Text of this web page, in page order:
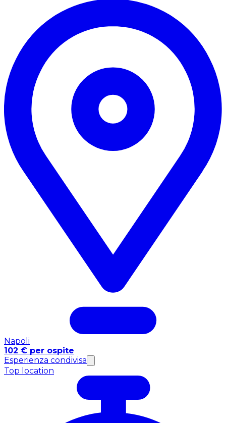
Napoli
102 € per ospite
Esperienza condivisa
Top location